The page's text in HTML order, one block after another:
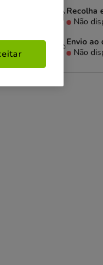
Recolha
Não
Envio ao
Não